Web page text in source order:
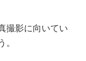
撮影に向いてい